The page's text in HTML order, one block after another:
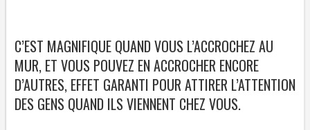
C’EST MAGNIFIQUE QUAND VOUS L’ACCROCHEZ AU
MUR, ET VOUS POUVEZ EN ACCROCHER ENCORE
D’AUTRES, EFFET GARANTI POUR ATTIRER L’ATTENTION
DES GENS QUAND ILS VIENNENT CHEZ VOUS.